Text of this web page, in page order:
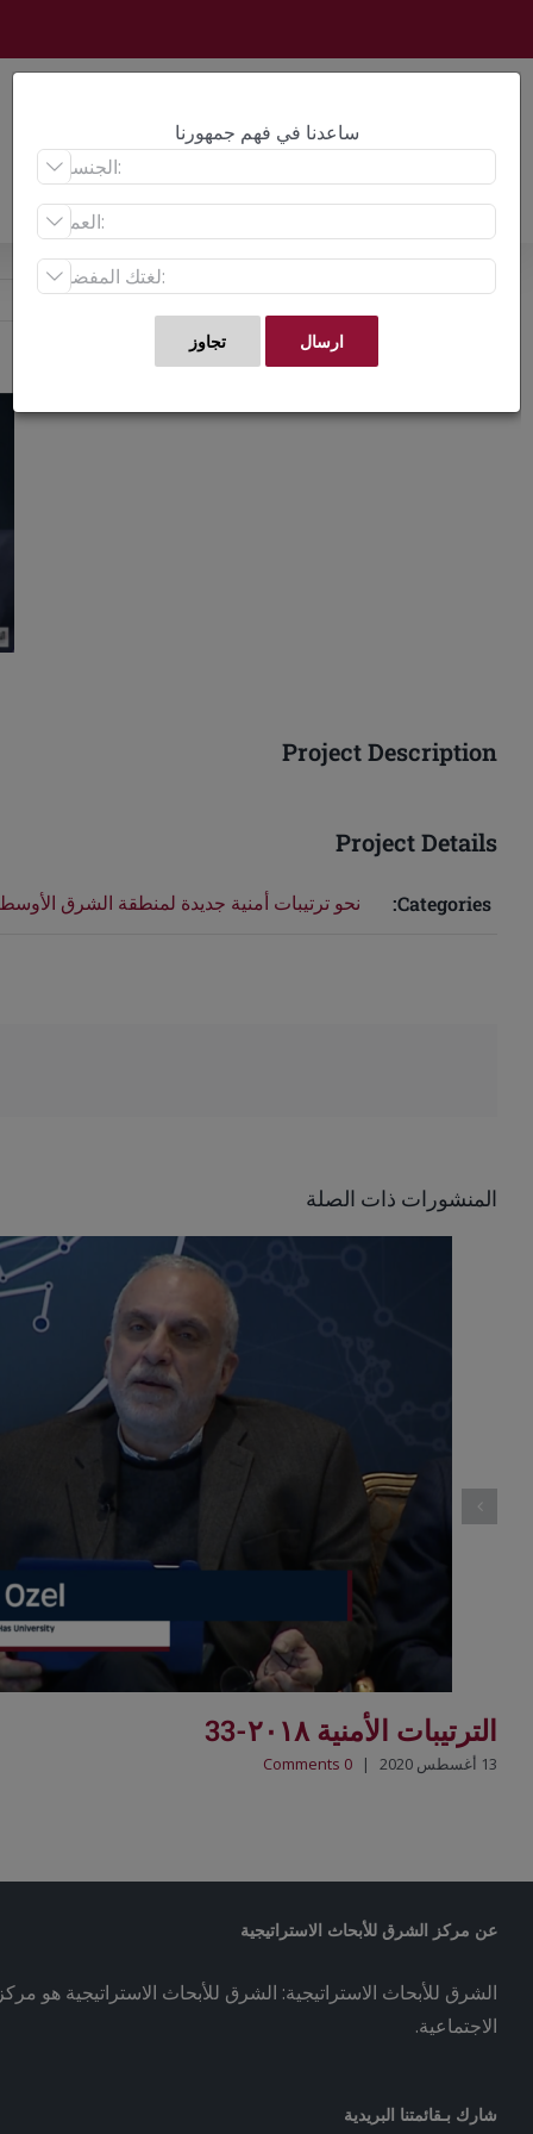
content
Project Description
Project Details
Categories: نحو ترتيبات أمنية جديدة لمنطقة الشرق الأوسط
المنشورات ذات الصلة
الترتيبات الأمنية ٢٠١٨-33
13 أغسطس 2020 |
0 Comments
عن مركز الشرق للأبحاث الاستراتيجية
الشرق للأبحاث الاستراتيجية: الشرق للأبحاث الاستراتيجية هو
الاجتماعية.
شارك بـقائمتنا البريدية
ساعدنا في فهم جمهورنا


